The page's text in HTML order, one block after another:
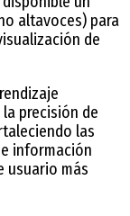
altavoces) para
de
precisión de
las
información
usuario más